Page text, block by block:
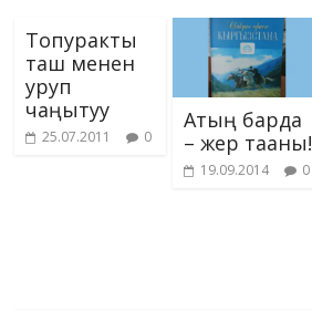
Топуракты
таш менен
уруп
чаңытуу
25.07.2011 0
Атың барда
– жер тааны!
19.09.2014 0